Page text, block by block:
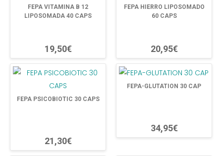
FEPA VITAMINA B 12
LIPOSOMADA 40 CAPS
19,50€
FEPA HIERRO LIPOSOMADO
60 CAPS
20,95€
FEPA PSICOBIOTIC 30 CAPS
21,30€
FEPA-GLUTATION 30 CAP
34,95€